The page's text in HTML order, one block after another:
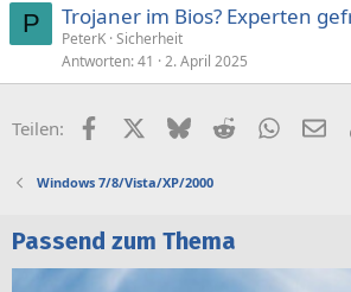
P Trojaner im Bios? Experten
PeterK Sicherheit
Antworten 41 2. April 2025
Teilen: FacebookX (Twitter)
BlueskyReddit E-
Windows 7/8/Vista/XP/2000
Passend zum Thema